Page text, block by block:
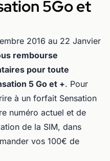
5Go et
2016 au 22 Janvier
rembourse
pour toute
5 Go et +. Pour
à un forfait Sensation
numéro actuel et de
de la SIM, dans
vos 100€ de